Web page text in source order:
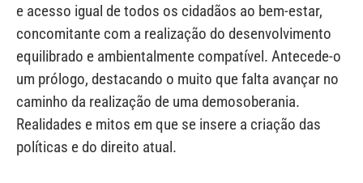
e acesso igual de todos os cidadãos ao bem-estar,
concomitante com a realização do desenvolvimento
equilibrado e ambientalmente compatível. Antecede-o
um prólogo, destacando o muito que falta avançar no
caminho da realização de uma demosoberania.
Realidades e mitos em que se insere a criação das
políticas e do direito atual.